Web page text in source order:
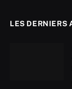
LES DERNIERS